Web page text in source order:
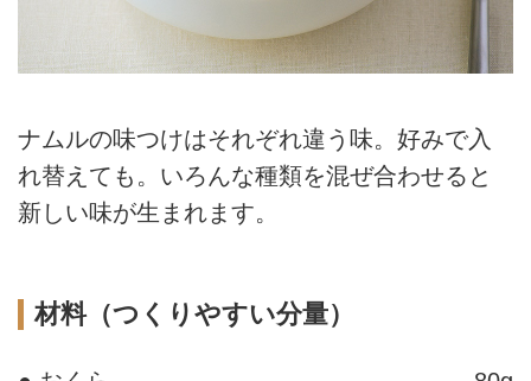
ナムルの味つけはそれぞれ違う味。好みで入
れ替えても。いろんな種類を混ぜ合わせると
新しい味が生まれます。
材料（つくりやすい分量）